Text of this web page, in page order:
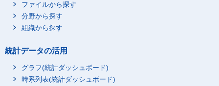
ファイルから探す
分野から探す
組織から探す
統計データの活用
グラフ(統計ダッシュボード)
時系列表(統計ダッシュボード)